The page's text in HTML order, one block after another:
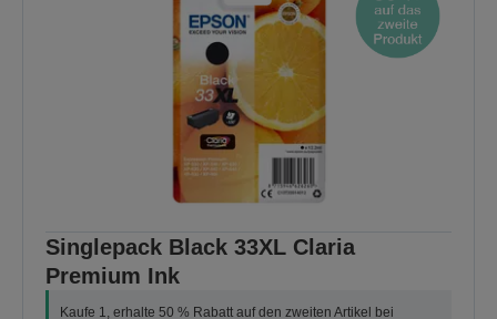
Singlepack Black 33XL Claria
Premium Ink
Kaufe 1, erhalte 50 % Rabatt auf den zweiten Artikel bei